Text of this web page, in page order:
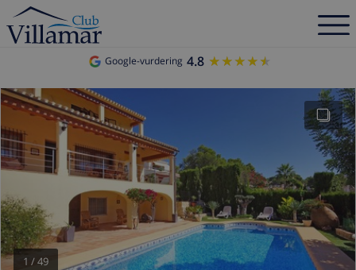
Google-vurdering 4.8 ★★★★★
★★★★★
1 /49